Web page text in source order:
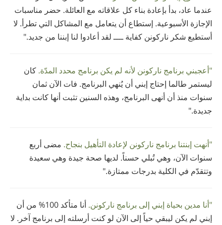
عندما عاد، بدأ بإعادة بناء كل علاقاته مع العائلة. حضر مناسبات
الإجازة الأسبوعية. إستطاع أن يتعامل مع المشاكل التي تطرأ. لا
أستطيع شكر ناركونن كفاية ــــ لقد أعادوا لنا إبننا من جديد."
"أعجبني برنامج ناركونن لأنه لم يكن برنامج محدد المدّة. كان
ليستمر طالما إحتاج إبني أن يُنهي البرنامج. فات الآن ثمان
سنوات منذ أن أنهى البرنامج، وهذه السنين تثبت أنها كانت بداية
جديدة."
"أنهت إبنتنا برنامج ناركونن لإعادة التأهيل بنجاح. مضى أربع
سنوات الآن، وهي تُبلي حسناً. لديها صحة جيدة وهي سعيدة
وتتقدّم في الكلية بدرجات ممتازة."
"أنا مدين بحياة إبني إلى برنامج ناركونن.
أنا متأكد 100% من أن
إبني لم يكن ليبقي حياً إلى الآن لو كنت أرسلته إلى برنامج آخر. لا